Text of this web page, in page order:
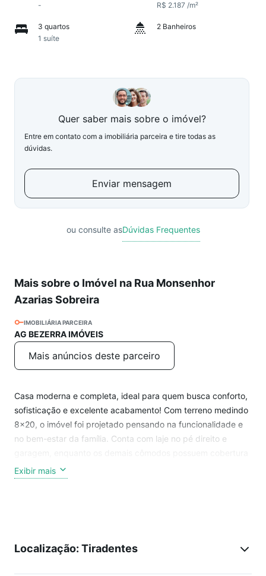
-
R$ 2.187 /m²
3 quartos
1 suíte
2 Banheiros
Quer saber mais sobre o imóvel?
Entre em contato com a imobiliária parceira e tire todas as
dúvidas.
Enviar mensagem
ou consulte asDúvidas Frequentes
Mais sobre o Imóvel na Rua Monsenhor
Azarias Sobreira
IMOBILIÁRIA PARCEIRA
AG BEZERRA IMÓVEIS
Mais anúncios deste parceiro
Casa moderna e completa, ideal para quem busca conforto,
sofisticação e excelente acabamento! Com terreno medindo
8x20, o imóvel foi projetado pensando na funcionalidade e
no bem-estar da família. Conta com laje no pé direito e
em telha cerâmica, proporcionando mais conforto térmico e
durabilidade.
coberta. Na área de lazer, o destaque fica por conta do
Exibir mais
Localização: Tiradentes